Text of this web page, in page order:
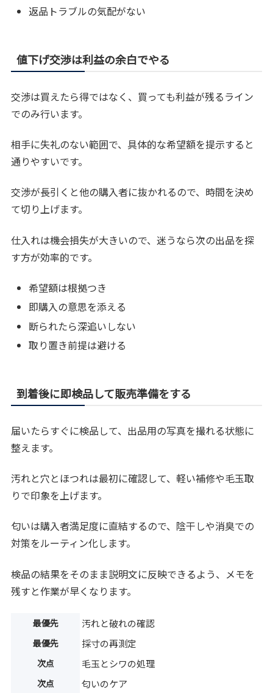
返品トラブルの気配がない
値下げ交渉は利益の余白でやる
交渉は買えたら得ではなく、買っても利益が残るライン
でのみ行います。
相手に失礼のない範囲で、具体的な希望額を提示すると
通りやすいです。
交渉が長引くと他の購入者に抜かれるので、時間を決め
て切り上げます。
仕入れは機会損失が大きいので、迷うなら次の出品を探
す方が効率的です。
希望額は根拠つき
即購入の意思を添える
断られたら深追いしない
取り置き前提は避ける
到着後に即検品して販売準備をする
届いたらすぐに検品して、出品用の写真を撮れる状態に
整えます。
汚れと穴とほつれは最初に確認して、軽い補修や毛玉取
りで印象を上げます。
匂いは購入者満足度に直結するので、陰干しや消臭での
対策をルーティン化します。
検品の結果をそのまま説明文に反映できるよう、メモを
残すと作業が早くなります。
最優先 汚れと破れの確認
最優先 採寸の再測定
次点 毛玉とシワの処理
次点 匂いのケア